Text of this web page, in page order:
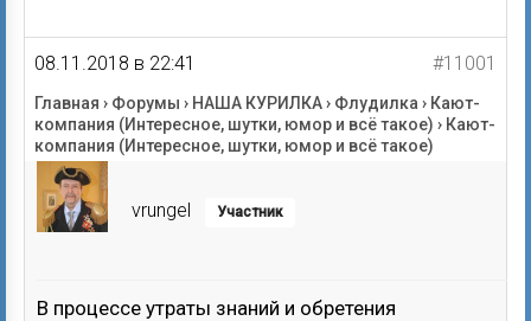
08.11.2018 в 22:41 #11001
Главная › Форумы › НАША КУРИЛКА› Флудилка › Кают-
компания (Интересное, шутки, юмор и всё такое) › Кают-
компания (Интересное, шутки, юмор и всё такое)
vrungel Участник
В процессе утраты знаний и обретения